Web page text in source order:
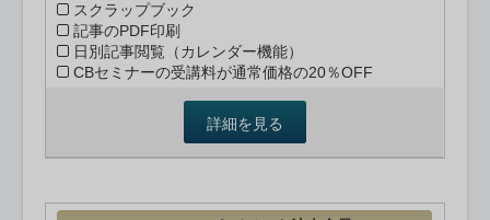
スクラップブック
記事のPDF印刷
日別記事閲覧（カレンダー機能）
CBセミナーの受講料が通常価格の20％OFF
詳細を見る